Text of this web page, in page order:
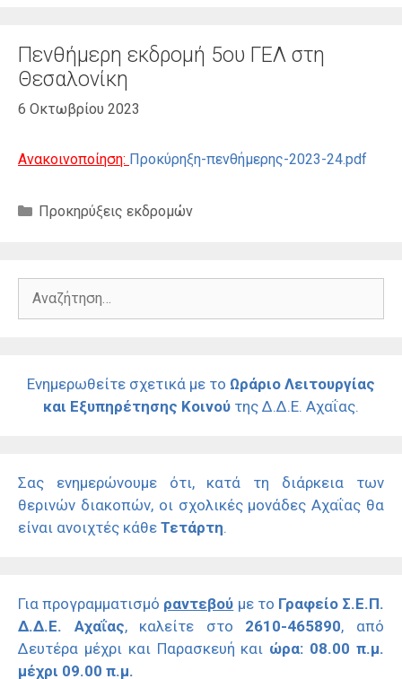
Πενθήμερη εκδρομή 5ου ΓΕΛ στη
Θεσαλονίκη
6 Οκτωβρίου 2023
Ανακοινοποίηση: Προκύρηξη-πενθήμερης-2023-24.pdf
Κατηγορίες
Προκηρύξεις εκδρομών
Αναζήτηση
Ενημερωθείτε σχετικά με το Ωράριο Λειτουργίας
και Εξυπηρέτησης Κοινού της Δ.Δ.Ε. Αχαΐας.
Σας ενημερώνουμε ότι, κατά τη διάρκεια των
θερινών διακοπών, οι σχολικές μονάδες Αχαΐας θα
είναι ανοιχτές κάθε Τετάρτη.
Για προγραμματισμό ραντεβού με το Γραφείο Σ.Ε.Π.
Δ.Δ.Ε. Αχαΐας, καλείτε στο 2610-465890, από
Δευτέρα μέχρι και Παρασκευή και ώρα: 08.00 π.μ.
μέχρι 09.00 π.μ.